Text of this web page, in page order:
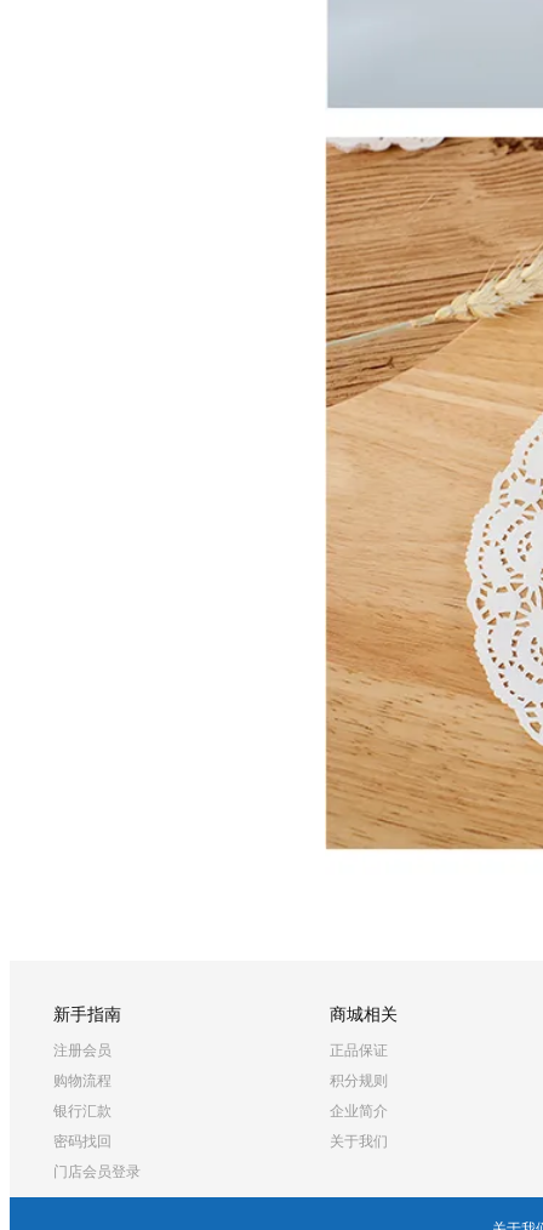
新手指南
注册会员
购物流程
银行汇款
密码找回
门店会员登录
商城相关
正品保证
积分规则
企业简介
关于我们